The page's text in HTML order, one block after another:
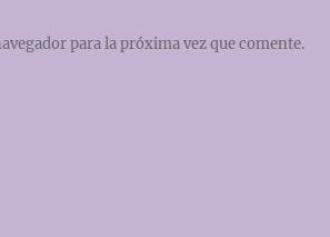
para la próxima vez que comente.